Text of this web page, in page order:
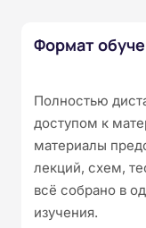
Формат
Полностью
доступом к
материалы
лекций, схем,
всё собрано в
изучения.